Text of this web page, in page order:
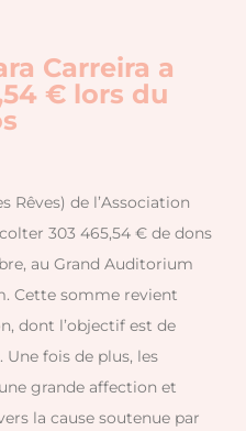
Carreira a
€ lors du
Rêves) de l’Association
303 465,54 € de dons
au Grand Auditorium
Cette somme revient
dont l’objectif est de
Une fois de plus, les
grande affection et
la cause soutenue par